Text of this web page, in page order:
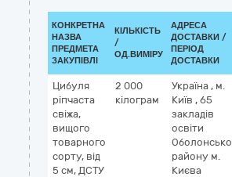
КОНКРЕТНА
НАЗВА
ПРЕДМЕТА
ЗАКУПІВЛІ
КІЛЬКІСТЬ
/
ОД.ВИМІРУ
АДРЕСА
ДОСТАВКИ /
ПЕРІОД
ДОСТАВКИ
Цибуля
ріпчаста
свіжа,
вищого
товарного
сорту, від
5 см, ДСТУ
2 000
кілограм
Україна , м.
Київ , 65
закладів
освіти
району м.
Києва